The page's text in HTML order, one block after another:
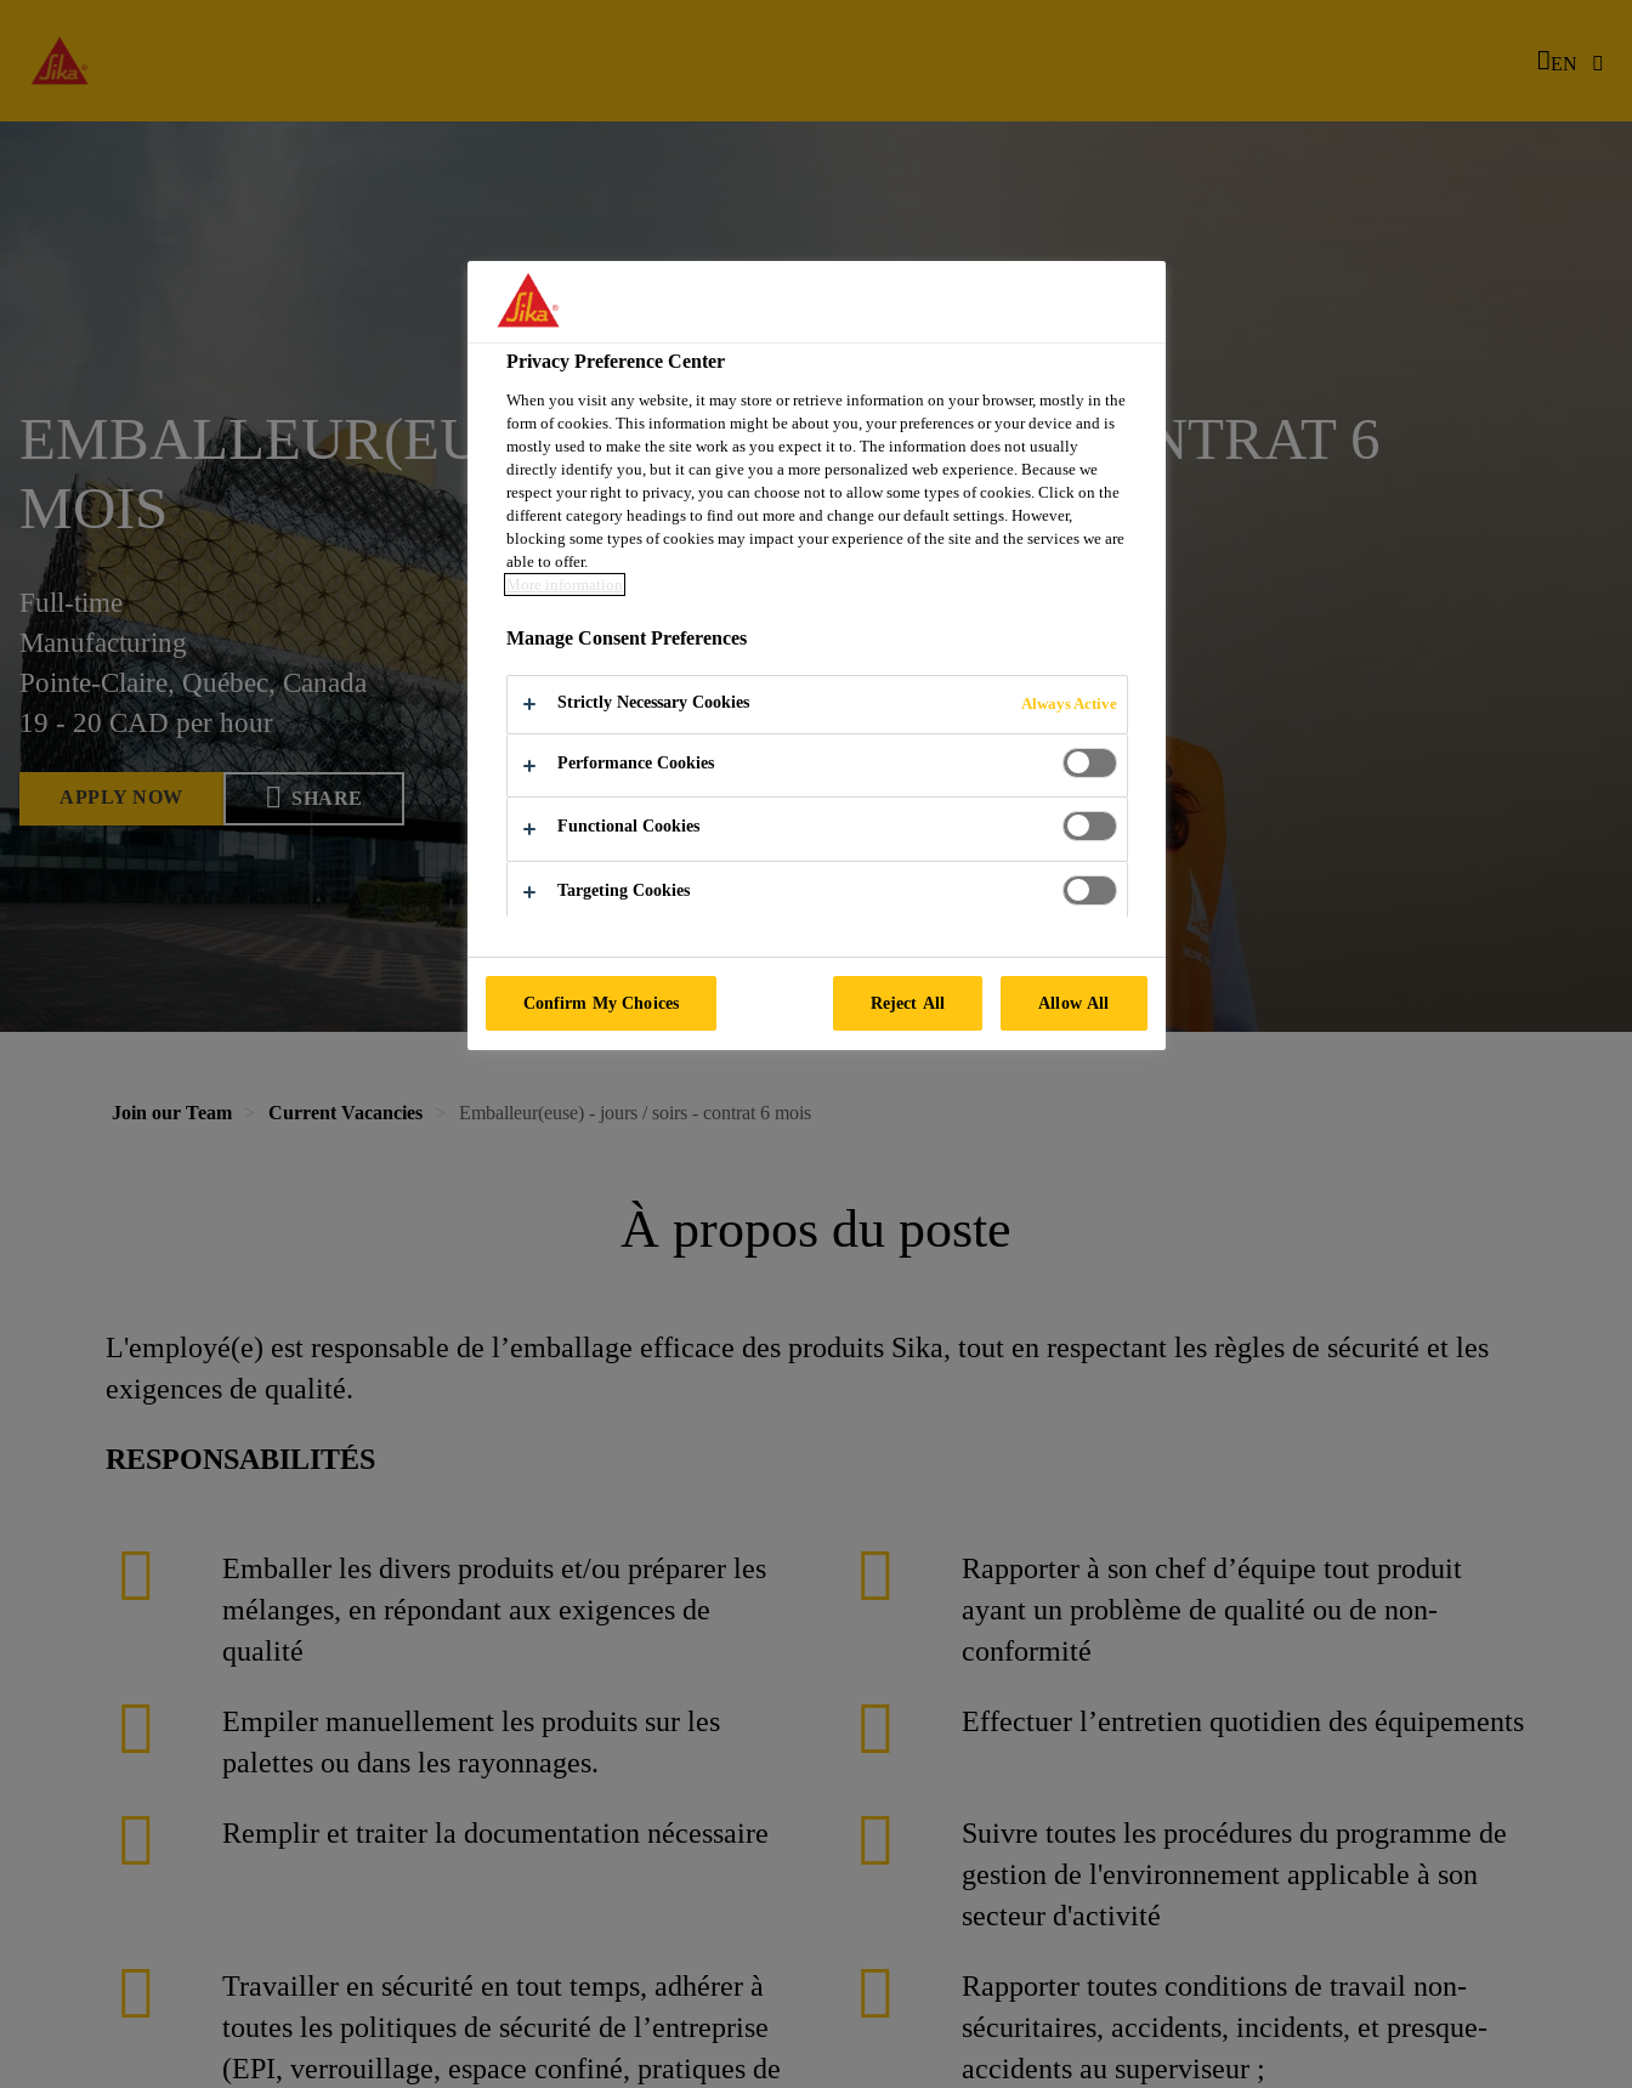
EN
EMBALLEUR(EUSE) - JOURS / SOIRS - CONTRAT 6
MOIS
Full-time
Manufacturing
Pointe-Claire, Québec, Canada
19 - 20 CAD per hour
APPLY NOW SHARE
Join our Team Current Vacancies Emballeur(euse) - jours / soirs - contrat 6 mois
À propos du poste
L'employé(e) est responsable de l’emballage efficace des produits Sika, tout en respectant les règles de sécurité et les
exigences de qualité.
RESPONSABILITÉS
Emballer les divers produits et/ou préparer les
mélanges, en répondant aux exigences de
qualité
Rapporter à son chef d’équipe tout produit
ayant un problème de qualité ou de non-
conformité
Empiler manuellement les produits sur les
palettes ou dans les rayonnages.
Effectuer l’entretien quotidien des équipements
Remplir et traiter la documentation nécessaire
Suivre toutes les procédures du programme de
gestion de l'environnement applicable à son
secteur d'activité
Travailler en sécurité en tout temps, adhérer à
toutes les politiques de sécurité de l’entreprise
(EPI, verrouillage, espace confiné, pratiques de
Rapporter toutes conditions de travail non-
sécuritaires, accidents, incidents, et presque-
accidents au superviseur ;
Privacy Preference Center
When you visit any website, it may store or retrieve information on your browser, mostly in the
form of cookies. This information might be about you, your preferences or your device and is
mostly used to make the site work as you expect it to. The information does not usually
directly identify you, but it can give you a more personalized web experience. Because we
respect your right to privacy, you can choose not to allow some types of cookies. Click on the
different category headings to find out more and change our default settings. However,
blocking some types of cookies may impact your experience of the site and the services we are
able to offer.
More information
Manage Consent Preferences
Strictly Necessary Cookies Always Active
Performance Cookies
Functional Cookies
Targeting Cookies
Confirm My Choices Reject All Allow All